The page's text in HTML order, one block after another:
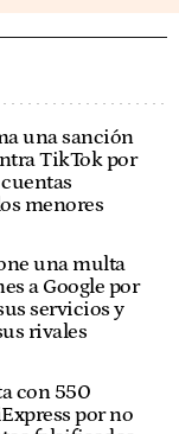
una sanción
TikTok por
menores
una multa
a Google por
servicios y
rivales
con 550
por no